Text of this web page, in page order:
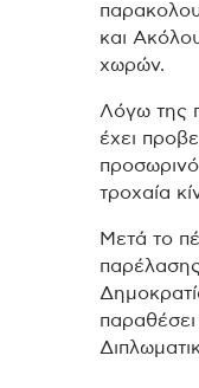
και
χωρών.
Λόγω της
έχει
τροχαία
Μετά το